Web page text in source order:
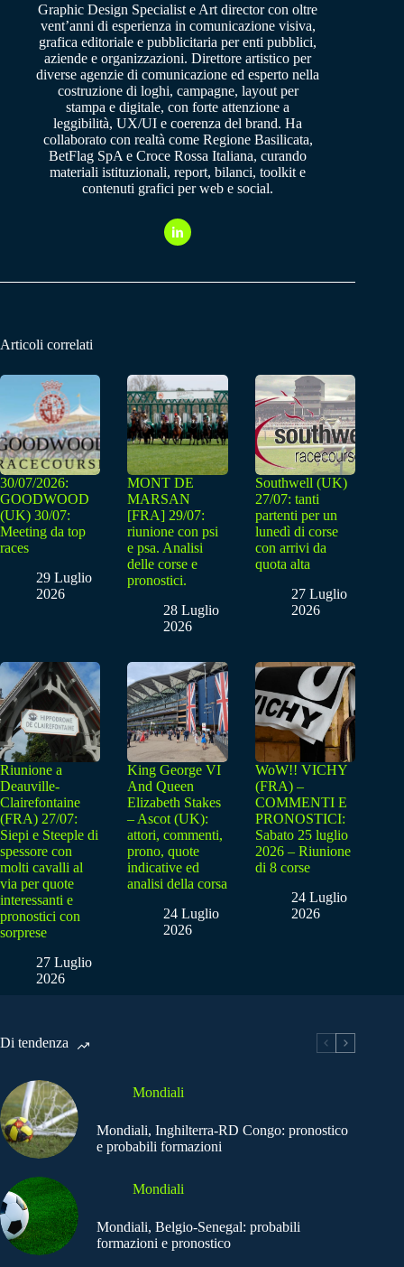
Graphic Design Specialist e Art director con oltre
vent’anni di esperienza in comunicazione visiva,
grafica editoriale e pubblicitaria per enti pubblici,
aziende e organizzazioni. Direttore artistico per
diverse agenzie di comunicazione ed esperto nella
costruzione di loghi, campagne, layout per
stampa e digitale, con forte attenzione a
leggibilità, UX/UI e coerenza del brand. Ha
collaborato con realtà come Regione Basilicata,
BetFlag SpA e Croce Rossa Italiana, curando
materiali istituzionali, report, bilanci, toolkit e
contenuti grafici per web e social.
Articoli correlati
30/07/2026:
GOODWOOD
(UK) 30/07:
Meeting da top
races
29 Luglio
2026
MONT DE
MARSAN
[FRA] 29/07:
riunione con psi
e psa. Analisi
delle corse e
pronostici.
28 Luglio
2026
Southwell (UK)
27/07: tanti
partenti per un
lunedì di corse
con arrivi da
quota alta
27 Luglio
2026
Riunione a
Deauville-
Clairefontaine
(FRA) 27/07:
Siepi e Steeple di
spessore con
molti cavalli al
via per quote
interessanti e
pronostici con
sorprese
27 Luglio
2026
King George VI
And Queen
Elizabeth Stakes
– Ascot (UK):
attori, commenti,
prono, quote
indicative ed
analisi della corsa
24 Luglio
2026
WoW!! VICHY
(FRA) –
COMMENTI E
PRONOSTICI:
Sabato 25 luglio
2026 – Riunione
di 8 corse
24 Luglio
2026
Di tendenza
Mondiali
Mondiali, Inghilterra-RD Congo: pronostico
e probabili formazioni
Mondiali
Mondiali, Belgio-Senegal: probabili
formazioni e pronostico